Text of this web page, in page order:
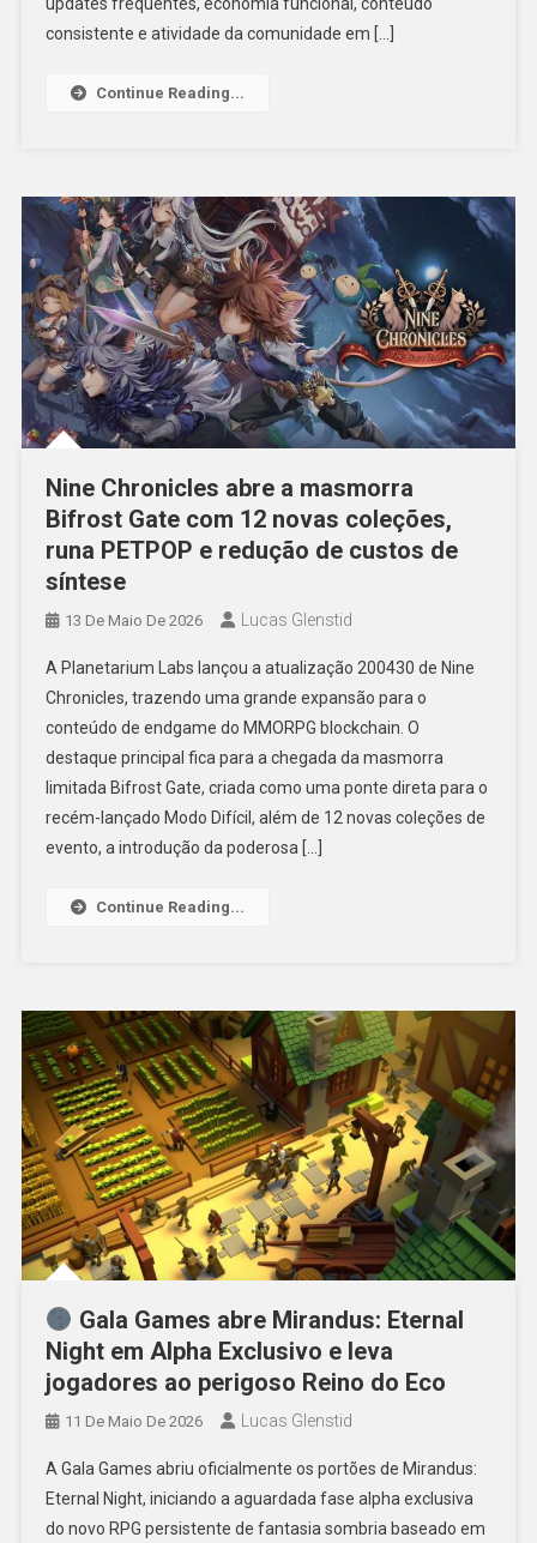
consistente e atividade da comunidade em […]
Continue Reading...
Nine Chronicles abre a masmorra
Bifrost Gate com 12 novas coleções,
runa PETPOP e redução de custos de
síntese
13 De Maio De 2026 Lucas Glenstid
A Planetarium Labs lançou a atualização 200430 de Nine
Chronicles, trazendo uma grande expansão para o
conteúdo de endgame do MMORPG blockchain. O
destaque principal fica para a chegada da masmorra
limitada Bifrost Gate, criada como uma ponte direta para o
recém-lançado Modo Difícil, além de 12 novas coleções de
evento, a introdução da poderosa […]
Continue Reading...
Gala Games abre Mirandus: Eternal
Night em Alpha Exclusivo e leva
jogadores ao perigoso Reino do Eco
11 De Maio De 2026 Lucas Glenstid
A Gala Games abriu oficialmente os portões de Mirandus:
Eternal Night, iniciando a aguardada fase alpha exclusiva
do novo RPG persistente de fantasia sombria baseado em